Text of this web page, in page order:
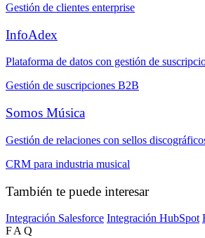
Gestión de clientes enterprise
InfoAdex
Plataforma de datos con gestión de
Gestión de suscripciones B2B
Somos Música
Gestión de relaciones con sellos
CRM para industria musical
También te puede interesar
Integración Salesforce Integración HubSpot
FAQ